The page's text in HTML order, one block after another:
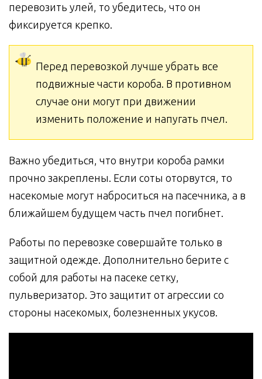
перевозить улей, то убедитесь, что он
фиксируется крепко.
Перед перевозкой лучше убрать все
подвижные части короба. В противном
случае они могут при движении
изменить положение и напугать пчел.
Важно убедиться, что внутри короба рамки
прочно закреплены. Если соты оторвутся, то
насекомые могут наброситься на пасечника, а в
ближайшем будущем часть пчел погибнет.
Работы по перевозке совершайте только в
защитной одежде. Дополнительно берите с
собой для работы на пасеке сетку,
пульверизатор. Это защитит от агрессии со
стороны насекомых, болезненных укусов.